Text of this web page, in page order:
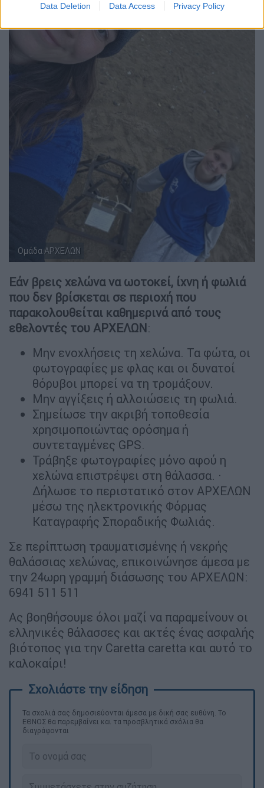
Data Deletion Data Access Privacy Policy
Ομάδα ΑΡΧΕΛΩΝ
Εάν βρεις χελώνα να ωοτοκεί, ίχνη ή φωλιά
που δεν βρίσκεται σε περιοχή που
παρακολουθείται καθημερινά από τους
εθελοντές του ΑΡΧΕΛΩΝ:
Μην ενοχλήσεις τη χελώνα. Τα φώτα, οι
φωτογραφίες με φλας και οι δυνατοί
θόρυβοι μπορεί να τη τρομάξουν.
Μην αγγίξεις ή αλλοιώσεις τη φωλιά.
Σημείωσε την ακριβή τοποθεσία
χρησιμοποιώντας ορόσημα ή
συντεταγμένες GPS.
Τράβηξε φωτογραφίες μόνο αφού η
χελώνα επιστρέψει στη θάλασσα. ·
Δήλωσε το περιστατικό στον ΑΡΧΕΛΩΝ
μέσω της ηλεκτρονικής Φόρμας
Καταγραφής Σποραδικής Φωλιάς.
Σε περίπτωση τραυματισμένης ή νεκρής
θαλάσσιας χελώνας, επικοινώνησε άμεσα με
την 24ωρη γραμμή διάσωσης του ΑΡΧΕΛΩΝ:
6941 511 511
Ας βοηθήσουμε όλοι μαζί να παραμείνουν οι
ελληνικές θάλασσες και ακτές ένας ασφαλής
βιότοπος για την Caretta caretta και αυτό το
καλοκαίρι!
Τα σχολιά σας δημοσιεύονται άμεσα με δική σας ευθύνη. Το
ΕΘΝΟΣ θα παρεμβαίνει και τα προσβλητικά σχόλια θα
διαγράφονται